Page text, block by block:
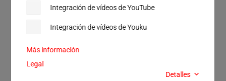
Integración de vídeos de YouTube
Integración de vídeos de Youku
Más información
Legal
Detalles
como en Herrmann Ultrasonidos definimos la
35 kHz
Potencia del generador de 900 a 6200 W